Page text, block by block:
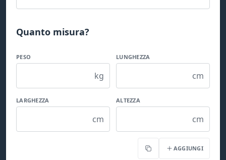
Quanto misura?
PESO
kg
LUNGHEZZA
cm
LARGHEZZA
cm
ALTEZZA
cm
Copia AGGIUNGI